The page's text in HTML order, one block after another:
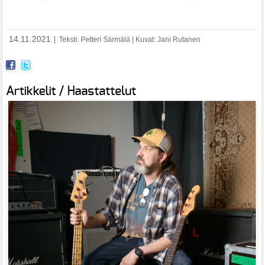
14.11.2021 | Teksti: Petteri Särmälä | Kuvat: Jani Rutanen
Artikkelit / Haastattelut